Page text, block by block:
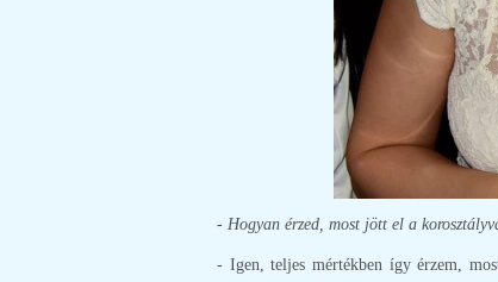
- Hogyan érzed, most jött el a
- Igen, teljes mértékben így érzem,